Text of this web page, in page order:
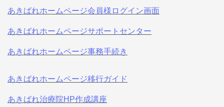
あきばれホームページ会員様ログイン画面
あきばれホームページサポートセンター
あきばれホームページ事務手続き
あきばれホームページ移行ガイド
あきばれ治療院HP作成講座